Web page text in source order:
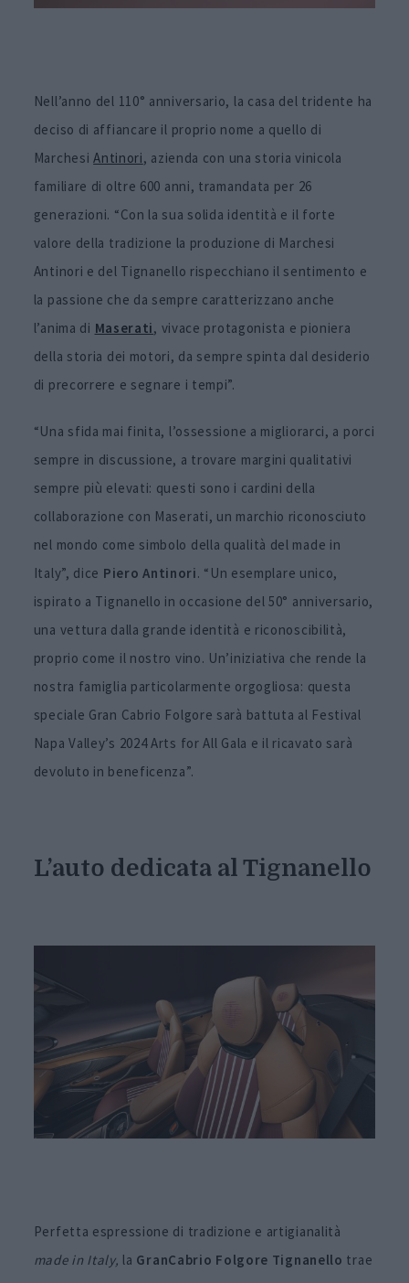
Nell’anno del 110° anniversario, la casa del tridente ha
deciso di affiancare il proprio nome a quello di
MarchesiAntinori, azienda con una storia vinicola
familiare di oltre 600 anni, tramandata per 26
generazioni. “Con la sua solida identità e il forte
valore della tradizione la produzione di Marchesi
Antinori e del Tignanello rispecchiano il sentimento e
la passione che da sempre caratterizzano anche
l’anima di Maserati, vivace protagonista e pioniera
della storia dei motori, da sempre spinta dal desiderio
di precorrere e segnare i tempi”.
“Una sfida mai finita, l’ossessione a migliorarci, a porci
sempre in discussione, a trovare margini qualitativi
sempre più elevati: questi sono i cardini della
collaborazione con Maserati, un marchio riconosciuto
nel mondo come simbolo della qualità del made in
Italy”, dice Piero Antinori. “Un esemplare unico,
ispirato a Tignanello in occasione del 50° anniversario,
una vettura dalla grande identità e riconoscibilità,
proprio come il nostro vino. Un’iniziativa che rende la
nostra famiglia particolarmente orgogliosa: questa
speciale Gran Cabrio Folgore sarà battuta al Festival
Napa Valley’s 2024 Arts for All Gala e il ricavato sarà
devoluto in beneficenza”.
L’auto dedicata al Tignanello
Perfetta espressione di tradizione e artigianalità
made in Italy, la GranCabrio Folgore Tignanello trae